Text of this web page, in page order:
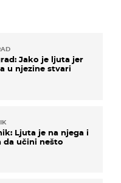
Jako je ljuta jer
u njezine stvari
Ljuta je na njega i
da učini nešto